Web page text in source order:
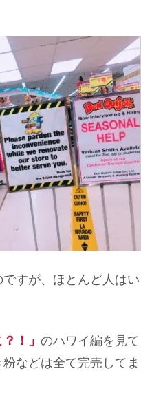
すが、ほとんど人はい
！」 のハワイ編を見て
などは全て完売してま